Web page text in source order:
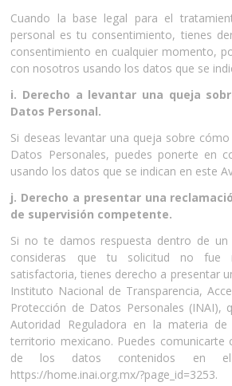
Cuando la base legal para el
personal es tu consentimiento, tienes
consentimiento en cualquier momento,
con nosotros usando los datos que se
i. Derecho a levantar una queja
Datos Personal.
Si deseas levantar una queja sobre
Datos Personales, puedes ponerte en
usando los datos que se indican en este
j. Derecho a presentar una
de supervisión competente.
Si no te damos respuesta dentro de
consideras que tu solicitud no fue
satisfactoria, tienes derecho a presentar
Instituto Nacional de Transparencia,
Protección de Datos Personales (INAI),
Autoridad Reguladora en la materia
territorio mexicano. Puedes comunicarte
de los datos contenidos en el
https://home.inai.org.mx/?page_id=3253.